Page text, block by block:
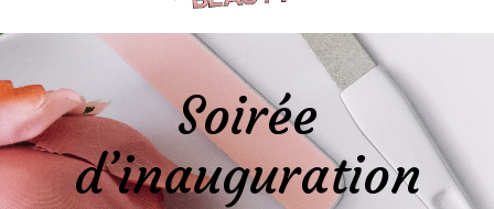
Soirée
d’inauguration